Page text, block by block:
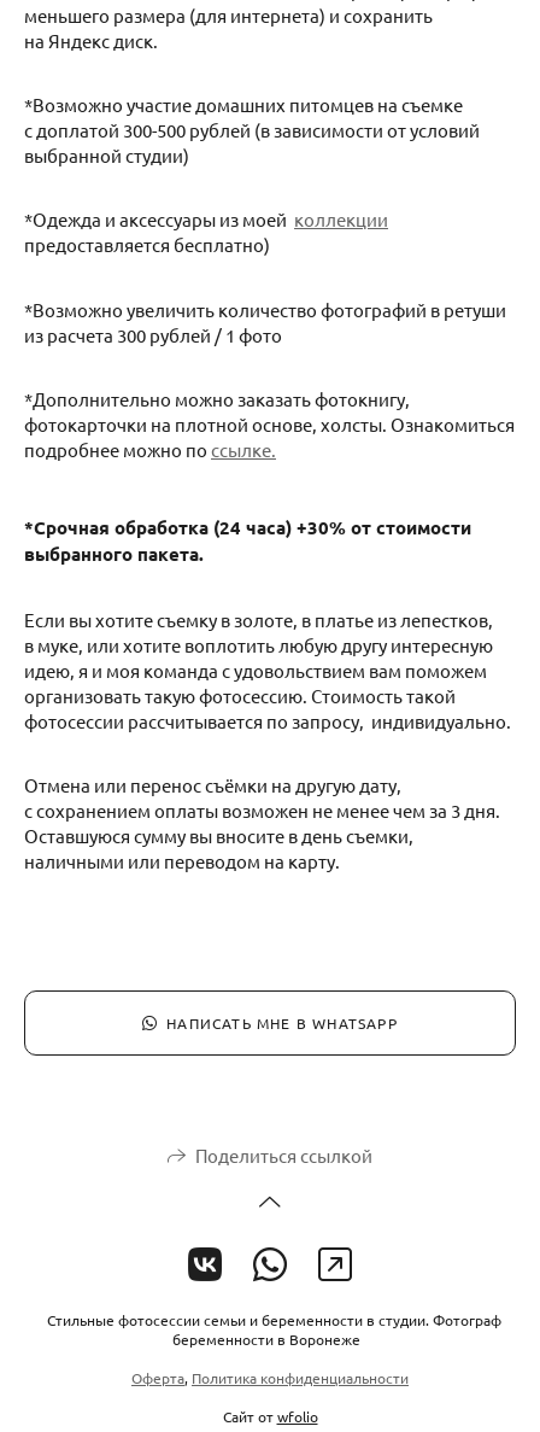
меньшего размера (для интернета) и сохранить
на Яндекс диск.
*Возможно участие домашних питомцев на съемке
с доплатой 300-500 рублей (в зависимости от условий
выбранной студии)
*Одежда и аксессуары из моей коллекции
предоставляется бесплатно)
*Возможно увеличить количество фотографий в ретуши
из расчета 300 рублей / 1 фото
*Дополнительно можно заказать фотокнигу,
фотокарточки на плотной основе, холсты. Ознакомиться
подробнее можно по ссылке.
*Срочная обработка (24 часа) +30% от стоимости
выбранного пакета.
Если вы хотите съемку в золоте, в платье из лепестков,
в муке, или хотите воплотить любую другу интересную
идею, я и моя команда с удовольствием вам поможем
организовать такую фотосессию. Стоимость такой
фотосессии рассчитывается по запросу, индивидуально.
Отмена или перенос съёмки на другую дату,
с сохранением оплаты возможен не менее чем за 3 дня.
Оставшуюся сумму вы вносите в день съемки,
наличными или переводом на карту.
НАПИСАТЬ МНЕ В WHATSAPP
Поделиться ссылкой
Стильные фотосессии семьи и беременности в студии. Фотограф
беременности в Воронеже
Оферта, Политика конфиденциальности
Сайт отwfolio